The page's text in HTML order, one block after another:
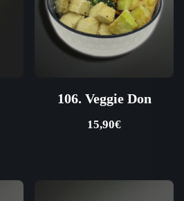
106. Veggie Don
15,90€